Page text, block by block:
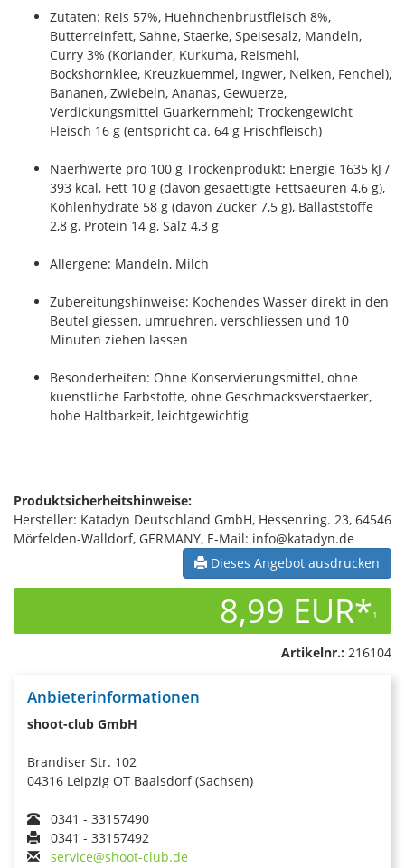
Zutaten: Reis 57%, Huehnchenbrustfleisch 8%,
Butterreinfett, Sahne, Staerke, Speisesalz, Mandeln,
Curry 3% (Koriander, Kurkuma, Reismehl,
Bockshornklee, Kreuzkuemmel, Ingwer, Nelken, Fenchel),
Bananen, Zwiebeln, Ananas, Gewuerze,
Verdickungsmittel Guarkernmehl; Trockengewicht
Fleisch 16 g (entspricht ca. 64 g Frischfleisch)
Naerhwerte pro 100 g Trockenprodukt: Energie 1635 kJ /
393 kcal, Fett 10 g (davon gesaettigte Fettsaeuren 4,6 g),
Kohlenhydrate 58 g (davon Zucker 7,5 g), Ballaststoffe
2,8 g, Protein 14 g, Salz 4,3 g
Allergene: Mandeln, Milch
Zubereitungshinweise: Kochendes Wasser direkt in den
Beutel giessen, umruehren, verschliessen und 10
Minuten ziehen lassen
Besonderheiten: Ohne Konservierungsmittel, ohne
kuenstliche Farbstoffe, ohne Geschmacksverstaerker,
hohe Haltbarkeit, leichtgewichtig
Produktsicherheitshinweise:
Hersteller: Katadyn Deutschland GmbH, Hessenring. 23, 64546
Mörfelden-Walldorf, GERMANY, E-Mail: info@katadyn.de
Dieses Angebot ausdrucken
8,99 EUR*1
Artikelnr.: 216104
Anbieterinformationen
shoot-club GmbH
Brandiser Str. 102
04316 Leipzig OT Baalsdorf (Sachsen)
0341 - 33157490
0341 - 33157492
service@shoot-club.de